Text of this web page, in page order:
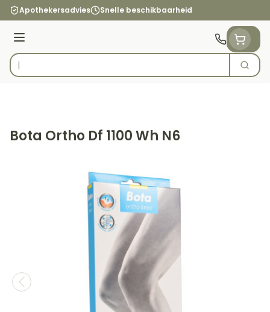
Ga naar de inhoud
Apothekersadvies Snelle beschikbaarheid
Menu
Product, merk, categorie...
Zoek
Bota Ortho Df 1100 Wh N6